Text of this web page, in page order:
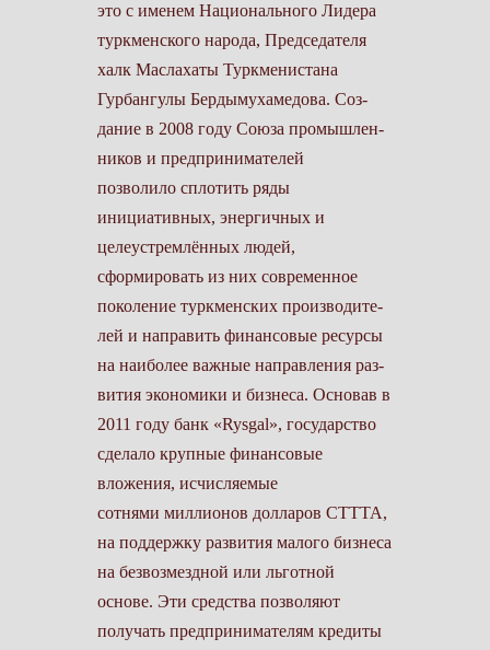
это с именем Национального Лидера
туркменского народа, Председателя
халк Маслахаты Туркменистана
Гурбангулы Бердымухамедова. Соз­
дание в 2008 году Союза промышлен­
ников и предпринимателей
позволило сплотить ряды
инициативных, энер­гичных и
целеустремлённых людей,
сформировать из них современное
поколение туркменских производите­
лей и направить финансовые ресурсы
на наиболее важные направления раз­
вития экономики и бизнеса. Основав в
2011 году банк «Rysgal», государ­ство
сделало крупные финансовые
вложения, исчисляемые
сотнями миллионов долларов СТТТА,
на под­держку развития малого бизнеса
на безвозмездной или льготной
основе. Эти средства позволяют
получать предпринимателям кредиты